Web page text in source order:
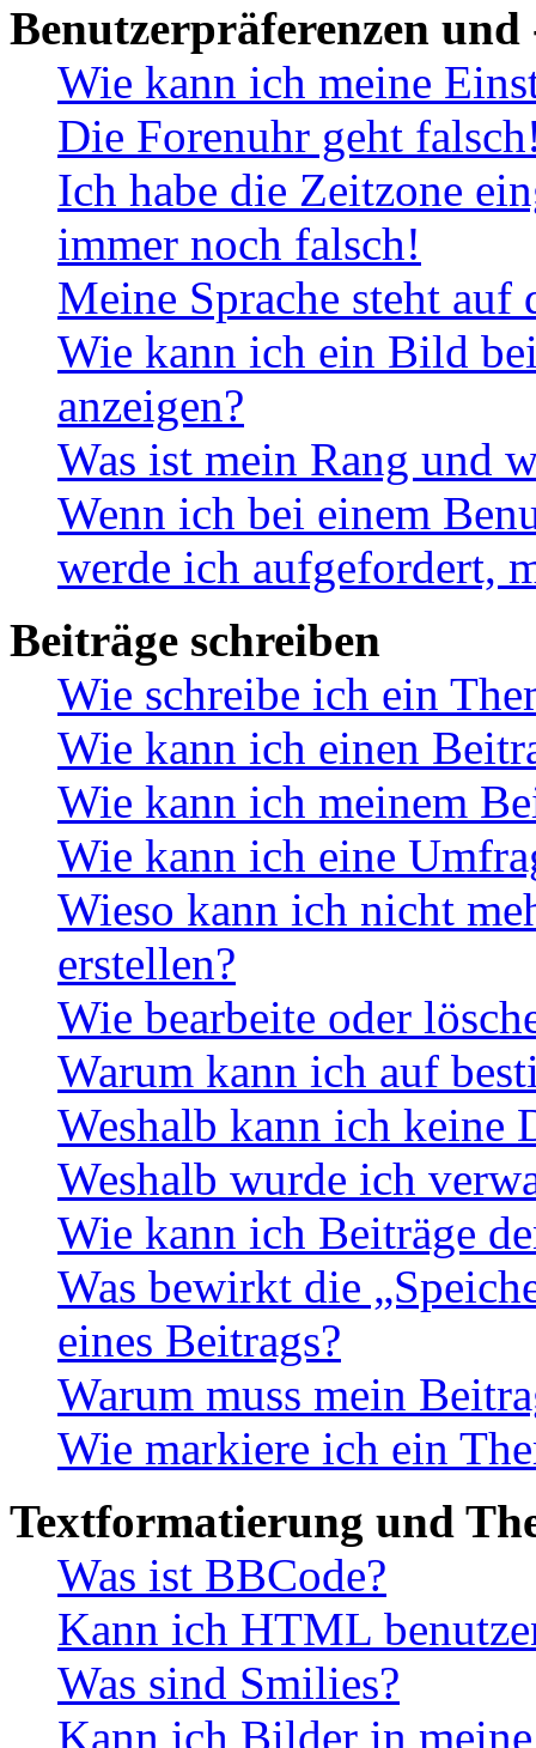
Benutzerpräferenzen und
Wie kann ich meine
Die Forenuhr geht
Ich habe die Zeitzone
immer noch falsch!
Meine Sprache steht
Wie kann ich ein Bild
anzeigen?
Was ist mein Rang und
Wenn ich bei einem
werde ich aufgefordert,
Beiträge schreiben
Wie schreibe ich ein
Wie kann ich einen
Wie kann ich meinem
Wie kann ich eine
Wieso kann ich nicht
erstellen?
Wie bearbeite oder
Warum kann ich auf
Weshalb kann ich keine
Weshalb wurde ich
Wie kann ich Beiträge
Was bewirkt die
eines Beitrags?
Warum muss mein
Wie markiere ich ein
Textformatierung und
Was ist BBCode?
Kann ich HTML
Was sind Smilies?
Kann ich Bilder in